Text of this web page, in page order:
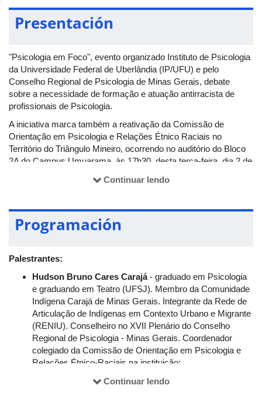
Presentación
"Psicologia em Foco", evento organizado Instituto de Psicologia
da Universidade Federal de Uberlândia (IP/UFU) e pelo
Conselho Regional de Psicologia de Minas Gerais, debate
sobre a necessidade de formação e atuação antirracista de
profissionais de Psicologia.
A iniciativa marca também a reativação da Comissão de
Orientação em Psicologia e Relações Étnico Raciais no
Território do Triângulo Mineiro, ocorrendo no auditório do Bloco
2A do Campus Umuarama, às 17h30, desta terça-feira, dia 2 de
Continuar lendo
Programación
Palestrantes:
Hudson Bruno Cares Carajá- graduado em Psicologia
e graduando em Teatro (UFSJ). Membro da Comunidade
Indígena Carajá de Minas Gerais. Integrante da Rede de
Articulação de Indígenas em Contexto Urbano e Migrante
(RENIU). Conselheiro no XVII Plenário do Conselho
Regional de Psicologia - Minas Gerais. Coordenador
colegiado da Comissão de Orientação em Psicologia e
Relações Étnico-Raciais na instituição;
Psicologia com formação contínua em Psicanálise Contra
Continuar lendo